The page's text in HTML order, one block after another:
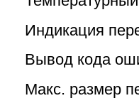
Индикация
Вывод кода
Макс. размер